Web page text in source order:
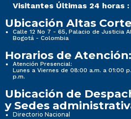
Visitantes Últimas 24 horas :
Ubicación Altas
Calle 12 No 7 - 65, Palacio de Justicia
Bogotá - Colombia
Horarios de Atención:
Atención Presencial:
Lunes a Viernes de 08:00 a.m. a 01:00
p.m.
Ubicación de
y Sedes
Directorio Nacional